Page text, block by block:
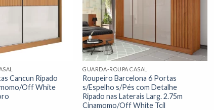
Cancun Ripado
Off White
GUARDA-ROUPA CASAL
Roupeiro Barcelona 6 Portas
s/Espelho s/Pés com Detalhe
Ripado nas Laterais Larg. 2.75m
Cinamomo/Off White Tcil